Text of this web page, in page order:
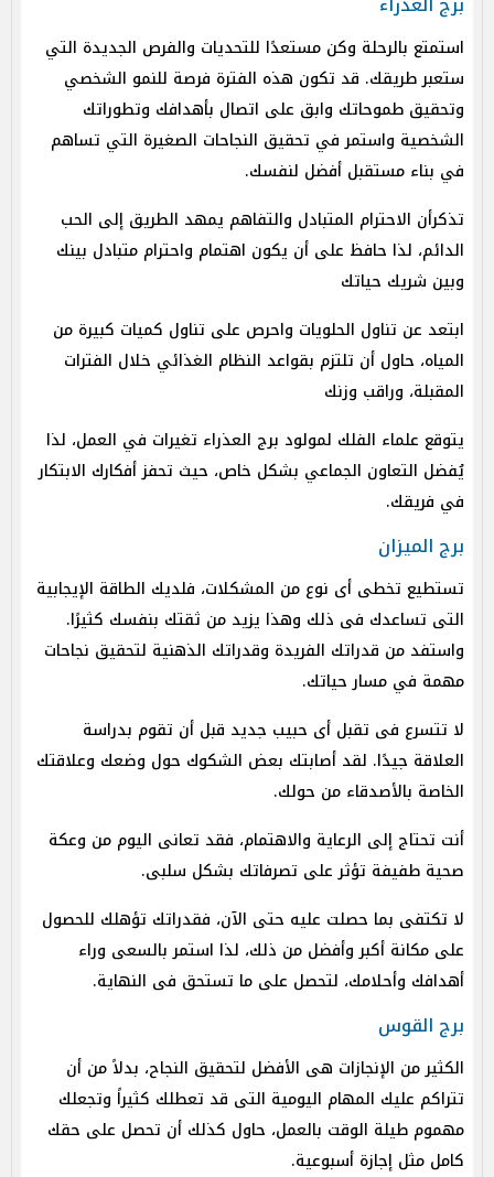
استمتع بالرحلة وكن مستعدًا للتحديات والفرص الجديدة التي
ستعبر طريقك. قد تكون هذه الفترة فرصة للنمو الشخصي
وتحقيق طموحاتك وابق على اتصال بأهدافك وتطوراتك
الشخصية واستمر في تحقيق النجاحات الصغيرة التي تساهم
في بناء مستقبل أفضل لنفسك.
تذكرأن الاحترام المتبادل والتفاهم يمهد الطريق إلى الحب
الدائم، لذا حافظ على أن يكون اهتمام واحترام متبادل بينك
وبين شريك حياتك
ابتعد عن تناول الحلويات واحرص على تناول كميات كبيرة من
المياه، حاول أن تلتزم بقواعد النظام الغذائي خلال الفترات
المقبلة، وراقب وزنك
يتوقع علماء الفلك لمولود برج العذراء تغيرات في العمل، لذا
يُفضل التعاون الجماعي بشكل خاص، حيث تحفز أفكارك الابتكار
في فريقك.
برج الميزان
تستطيع تخطى أى نوع من المشكلات، فلديك الطاقة الإيجابية
التى تساعدك فى ذلك وهذا يزيد من ثقتك بنفسك كثيرًا.
واستفد من قدراتك الفريدة وقدراتك الذهنية لتحقيق نجاحات
مهمة في مسار حياتك.
لا تتسرع فى تقبل أى حبيب جديد قبل أن تقوم بدراسة
العلاقة جيدًا. لقد أصابتك بعض الشكوك حول وضعك وعلاقتك
الخاصة بالأصدقاء من حولك.
أنت تحتاج إلى الرعاية والاهتمام، فقد تعانى اليوم من وعكة
صحية طفيفة تؤثر على تصرفاتك بشكل سلبى.
لا تكتفى بما حصلت عليه حتى الآن، فقدراتك تؤهلك للحصول
على مكانة أكبر وأفضل من ذلك، لذا استمر بالسعى وراء
أهدافك وأحلامك، لتحصل على ما تستحق فى النهاية.
برج القوس
الكثير من الإنجازات هى الأفضل لتحقيق النجاح، بدلاً من أن
تتراكم عليك المهام اليومية التى قد تعطلك كثيراً وتجعلك
مهموم طيلة الوقت بالعمل، حاول كذلك أن تحصل على حقك
كامل مثل إجازة أسبوعية.